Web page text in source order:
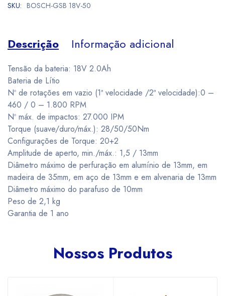
SKU: BOSCH-GSB 18V-50
Descrição Informação adicional
Tensão da bateria: 18V 2.0Ah
Bateria de Lítio
Nº de rotações em vazio (1ª velocidade /2ª velocidade):0 –
460 / 0 – 1.800 RPM
Nº máx. de impactos: 27.000 IPM
Torque (suave/duro/máx.): 28/50/50Nm
Configurações de Torque: 20+2
Amplitude de aperto, min./máx.: 1,5 / 13mm
Diâmetro máximo de perfuração em alumínio de 13mm, em
madeira de 35mm, em aço de 13mm e em alvenaria de 13mm
Diâmetro máximo do parafuso de 10mm
Peso de 2,1 kg
Garantia de 1 ano
Nossos Produtos